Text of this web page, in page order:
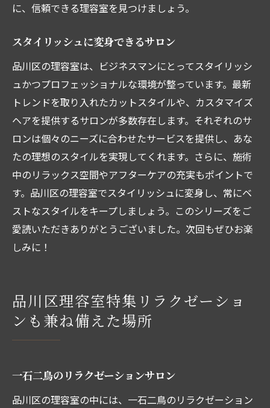
に、信頼できる理容室を見つけましょう。
スタイリッシュに変身できるサロン
品川区の理容室は、ビジネスマンにとってスタイリッシ
ュかつプロフェッショナルな環境が整っています。最新
トレンドを取り入れたカットスタイルや、カスタマイズ
ヘアを提供するサロンが多数存在します。それぞれのサ
ロンは個々のニーズに合わせたサービスを提供し、あな
たの理想のスタイルを実現してくれます。さらに、施術
中のリラックス空間やアフターケアの充実もポイントで
す。品川区の理容室でスタイリッシュに変身し、常にベ
ストなスタイルをキープしましょう。このシリーズをご
愛読いただきありがとうございました。次回もぜひお楽
しみに！
品川区理容室特集リラクゼーショ
ンも兼ね備えた場所
一石二鳥のリラクゼーションサロン
品川区の理容室の中には、一石二鳥のリラクゼーション